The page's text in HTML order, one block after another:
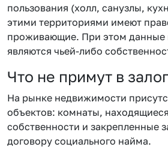
пользования (холл, санузлы,
этими территориями имеют
проживающие. При этом данные
являются чьей-либо
Что не примут в залог
На рынке недвижимости
объектов: комнаты,
собственности и закрепленные
договору социального найма.